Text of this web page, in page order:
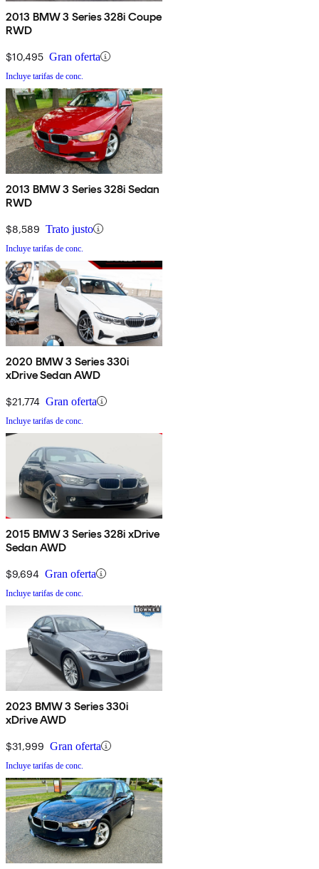
2013 BMW 3 Series 328i Coupe
RWD
$10,495 Gran oferta
Incluye tarifas de conc.
2013 BMW 3 Series 328i Sedan
RWD
$8,589 Trato justo
Incluye tarifas de conc.
2020 BMW 3 Series 330i
xDrive Sedan AWD
$21,774 Gran oferta
Incluye tarifas de conc.
2015 BMW 3 Series 328i xDrive
Sedan AWD
$9,694 Gran oferta
Incluye tarifas de conc.
2023 BMW 3 Series 330i
xDrive AWD
$31,999 Gran oferta
Incluye tarifas de conc.